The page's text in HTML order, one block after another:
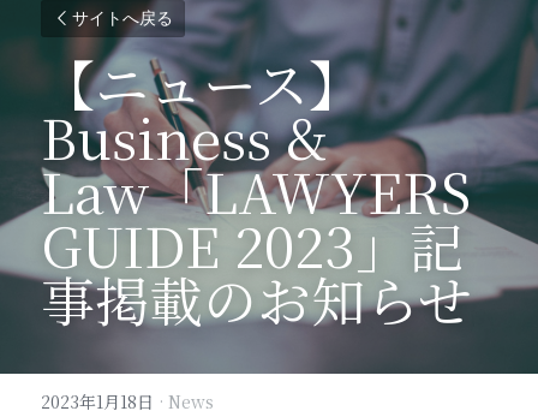
サイトへ戻る
【ニュース】
Business &
Law「LAWYERS
GUIDE 2023」記
事掲載のお知らせ
2023年1月18日 · News